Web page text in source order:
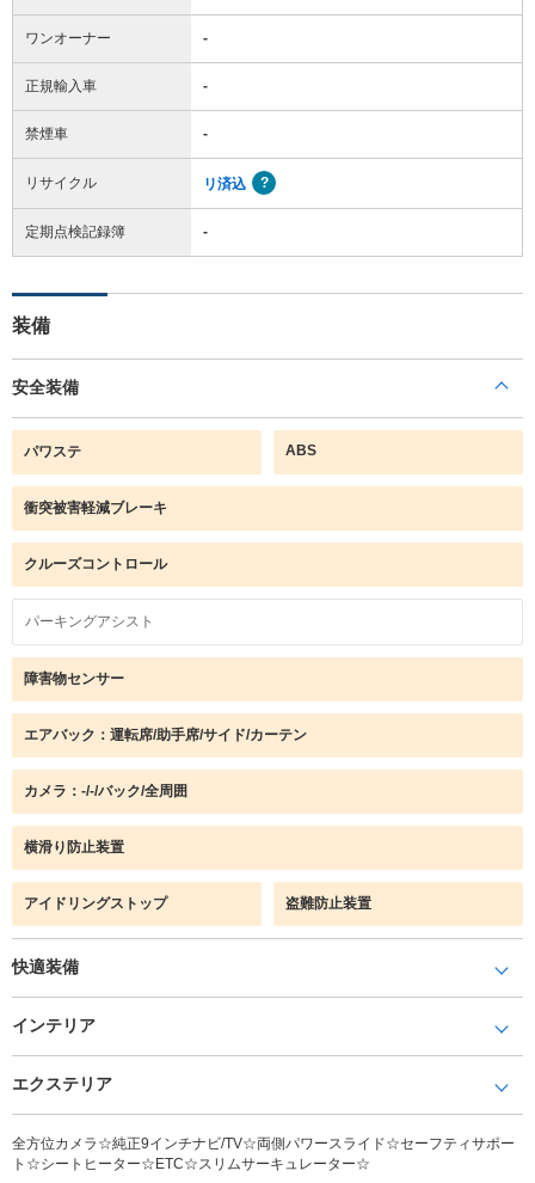
ワンオーナー -
正規輸入車 -
禁煙車 -
リサイクル リ済込
定期点検記録簿 -
装備
安全装備
パワステ ABS
衝突被害軽減ブレーキ
クルーズコントロール
パーキングアシスト
障害物センサー
エアバック：運転席/助手席/サイド/カーテン
カメラ：-/-/バック/全周囲
横滑り防止装置
アイドリングストップ 盗難防止装置
快適装備
インテリア
エクステリア
全方位カメラ☆純正9インチナビ/TV☆両側パワースライド☆セーフティサポー
ト☆シートヒーター☆ETC☆スリムサーキュレーター☆